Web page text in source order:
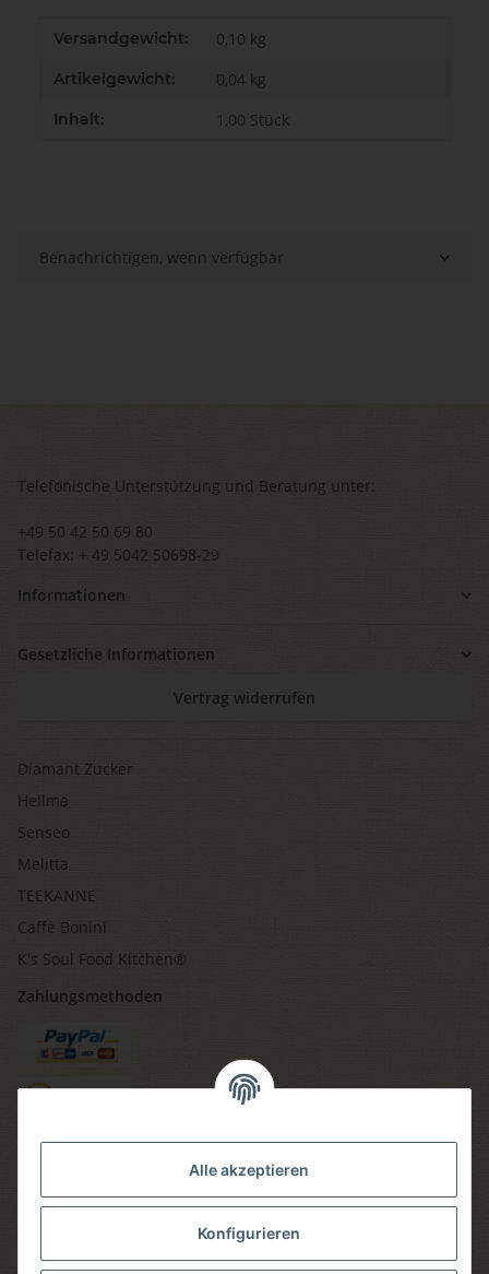
Alle akzeptieren
Konfigurieren
Produkteigenschaft
Wert
Versandgewicht: 0,10 kg
Artikelgewicht: 0,04 kg
Inhalt: 1,00 Stück
Benachrichtigen, wenn verfügbar
Telefonische Unterstützung und Beratung unter:
+49 50 42 50 69 80
Telefax: + 49 5042 50698-29
Informationen
Gesetzliche Informationen
Vertrag widerrufen
Diamant Zucker
Hellma
Senseo
Melitta
TEEKANNE
Caffè Bonini
K's Soul Food Kitchen®
Zahlungsmethoden
Versandmethoden